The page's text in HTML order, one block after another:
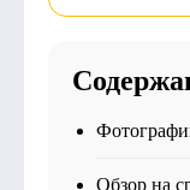
Обзор на